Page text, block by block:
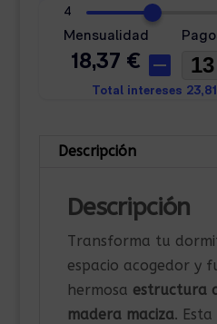
Descripción
Descripción
Transforma tu
espacio acogedor y
hermosa estructura
madera maciza.